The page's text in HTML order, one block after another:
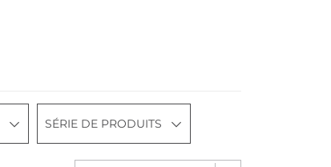
SÉRIE DE PRODUITS